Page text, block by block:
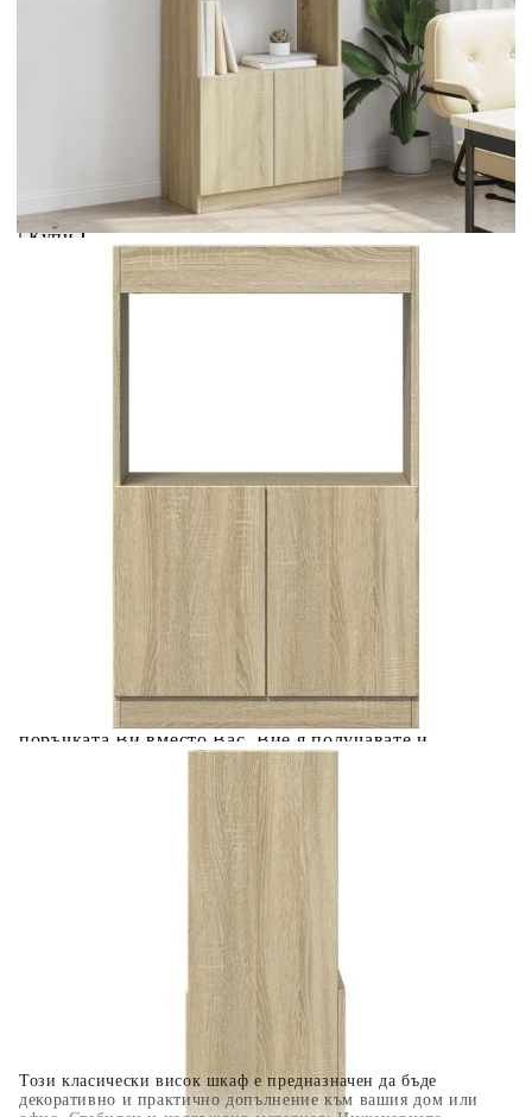
Този класически висок шкаф е предназначен да бъде
декоративно и практично допълнение към вашия дом или
€66.00
Extraction of information from credit institutions
Предоставената таблица е с информационна цел.
Добавете продукта в количката си с бутона "Добави в
количката" и при поръчка ще можете да изберете броя
Acest tabel are caracter informativ. Adăugați produsul în
coșul de cumpărături unde veți putea selecta detaliile
cererii de creditare.
Предоставената таблица е с информационна цел.
Добавете продукта в количката си с бутона "Добави в
Предоставената таблица е с информационна цел.
количката" и при поръчка ще можете да изберете броя
Предоставената таблица е с информационна цел.
Добавете продукта в количката си с бутона "Добави в
количката" и при поръчка ще можете да изберете броя
вноски на кредита.
Предоставената таблица е с информационна цел.
Добавете продукта в количката си с бутона "Добави в
количката" и при поръчка ще можете да изберете броя
вноски на кредита.
Когато плащате с NewPay, всъщност NewPay плаща
поръчката Ви вместо Вас. Вие я получавате и
разполагате с три начина да я платите към тях:
Отложено до 30 дни от момента на изпращане на
поръчката без оскъпяване. За покупки на стойност до
Плащане на 4 вноски. Заплащате 20% от стойността на
поръчката си на момента с карта. Останалата сума се
разделя на 3 равни месечни вноски без оскъпяване. За
покупки на стойност до 1000 лв. / €511.31
Плащане на 6 вноски. Стойността на поръчката се
разпределя в 6 равни месечни вноски с оскъпяване. За
покупки на стойност до 2000 лв. / €1022.61